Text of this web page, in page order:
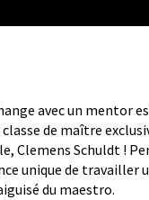
avec un mentor
de maître
Clemens Schuldt !
unique de travailler
du maestro.